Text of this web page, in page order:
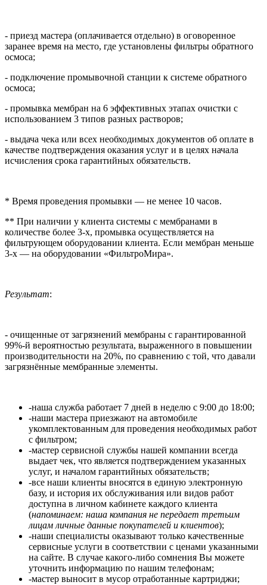
- приезд мастера (оплачивается отдельно) в оговоренное
заранее время на место, где установлены фильтры обратного
осмоса;
- подключение промывочной станции к системе обратного
осмоса;
- промывка мембран на 6 эффективных этапах очистки с
использованием 3 типов разных растворов;
- выдача чека или всех необходимых документов об оплате в
качестве подтверждения оказания услуг и в целях начала
исчисления срока гарантийных обязательств.
* Время проведения промывки — не менее 10 часов.
** При наличии у клиента системы с мембранами в
количестве более 3-х, промывка осуществляется на
фильтрующем оборудовании клиента. Если мембран меньше
3-х — на оборудовании «ФильтроМира».
Результат:
- очищенные от загрязнений мембраны с гарантированной
99%-й вероятностью результата, выраженного в повышении
производительности на 20%, по сравнению с той, что давали
загрязнённые мембранные элементы.
-наша служба работает 7 дней в неделю с 9:00 до 18:00;
-наши мастера приезжают на автомобиле
укомплектованным для проведения необходимых работ
с фильтром;
-мастер сервисной службы нашей компании всегда
выдает чек, что является подтверждением указанных
услуг, и началом гарантийных обязательств;
-все наши клиенты вносятся в единую электронную
базу, и история их обслуживания или видов работ
доступна в личном кабинете каждого клиента
(напоминаем: наша компания не передает третьим
лицам личные данные покупателей и клиентов);
-наши специалисты оказывают только качественные
сервисные услуги в соответствии с ценами указанными
на сайте. В случае какого-либо сомнения Вы можете
уточнить информацию по нашим телефонам;
-мастер выносит в мусор отработанные картриджи;